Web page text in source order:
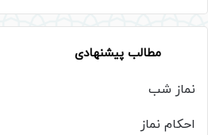
مطالب پیشنهادی
نماز شب
احکام نماز